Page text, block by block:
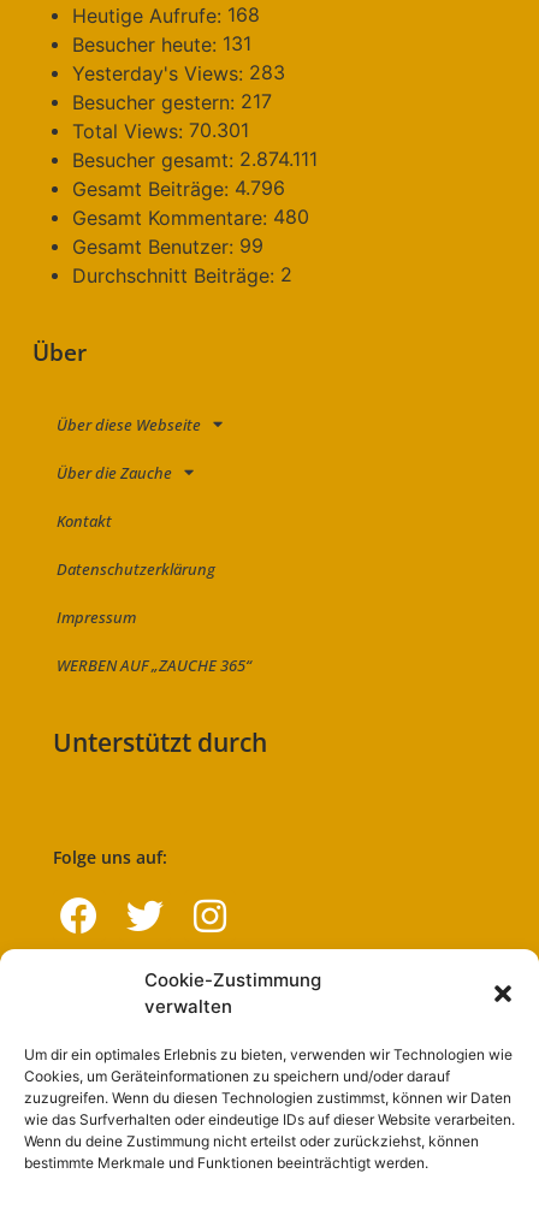
Cookie-Zustimmung
verwalten
Um dir ein optimales Erlebnis zu bieten, verwenden wir Technologien wie
Cookies, um Geräteinformationen zu speichern und/oder darauf
zuzugreifen. Wenn du diesen Technologien zustimmst, können wir Daten
wie das Surfverhalten oder eindeutige IDs auf dieser Website verarbeiten.
Wenn du deine Zustimmung nicht erteilst oder zurückziehst, können
bestimmte Merkmale und Funktionen beeinträchtigt werden.
Heutige Aufrufe: 168
Besucher heute: 131
Yesterday's Views: 283
Besucher gestern: 217
Total Views: 70.301
Besucher gesamt: 2.874.111
Gesamt Beiträge: 4.796
Gesamt Kommentare: 480
Gesamt Benutzer: 99
Durchschnitt Beiträge: 2
Über
Über diese Webseite
Über die Zauche
Kontakt
Datenschutzerklärung
Impressum
WERBEN AUF „ZAUCHE 365“
Unterstützt durch
Folge uns auf:
Navigation
Start
Nutzungsbedingungen
Abo